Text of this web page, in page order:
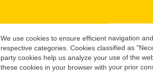
AJKAI TIMFÖLD KFT.
Ajka, HU
We use cookies to ensure efficient navigation
respective categories. Cookies classified as
party cookies help us analyze your use of the
these cookies in your browser with your prior